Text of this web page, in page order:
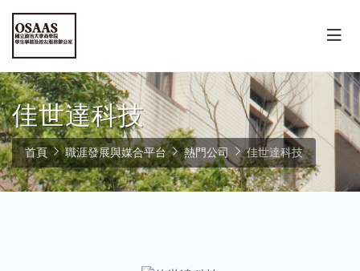
佳世達科技
首頁 職涯發展與媒合平台 熱門公司 佳世達科技